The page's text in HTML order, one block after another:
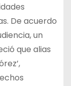
De acuerdo
un
que alias